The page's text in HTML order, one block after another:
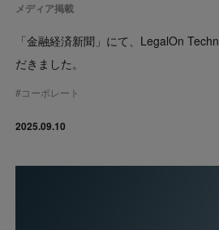
メディア掲載
「金融経済新聞」にて、LegalOn
だきました。
#コーポレート
2025.09.10